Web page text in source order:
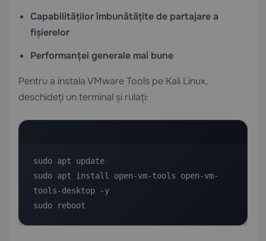
Capabilităților îmbunătățite de partajare a
fișierelor
Performanței generale mai bune
Pentru a instala VMware Tools pe Kali Linux,
deschideți un terminal și rulați:
sudo apt update
sudo apt install open-vm-tools open-vm-
tools-desktop -y
sudo reboot